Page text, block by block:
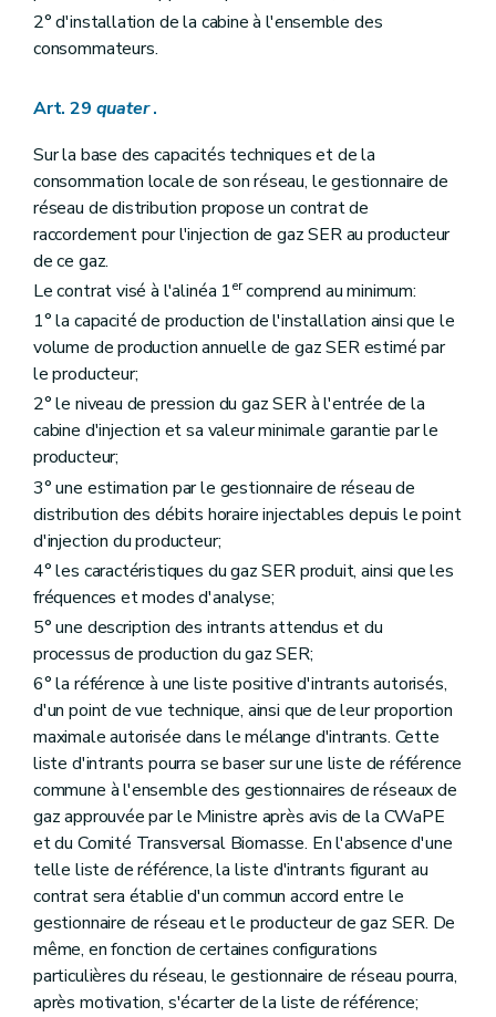
2° d'installation de la cabine à l'ensemble des
consommateurs.
Art. 29 quater.
Sur la base des capacités techniques et de la
consommation locale de son réseau, le gestionnaire de
réseau de distribution propose un contrat de
raccordement pour l'injection de gaz SER au producteur
de ce gaz.
Le contrat visé à l'alinéa 1ercomprend au minimum:
1° la capacité de production de l'installation ainsi que le
volume de production annuelle de gaz SER estimé par
le producteur;
2° le niveau de pression du gaz SER à l'entrée de la
cabine d'injection et sa valeur minimale garantie par le
producteur;
3° une estimation par le gestionnaire de réseau de
distribution des débits horaire injectables depuis le point
d'injection du producteur;
4° les caractéristiques du gaz SER produit, ainsi que les
fréquences et modes d'analyse;
5° une description des intrants attendus et du
processus de production du gaz SER;
6° la référence à une liste positive d'intrants autorisés,
d'un point de vue technique, ainsi que de leur proportion
maximale autorisée dans le mélange d'intrants. Cette
liste d'intrants pourra se baser sur une liste de référence
commune à l'ensemble des gestionnaires de réseaux de
gaz approuvée par le Ministre après avis de la CWaPE
et du Comité Transversal Biomasse. En l'absence d'une
telle liste de référence, la liste d'intrants figurant au
contrat sera établie d'un commun accord entre le
gestionnaire de réseau et le producteur de gaz SER. De
même, en fonction de certaines configurations
particulières du réseau, le gestionnaire de réseau pourra,
après motivation, s'écarter de la liste de référence;